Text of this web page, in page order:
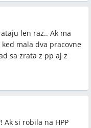
len raz.. Ak ma
mala dva pracovne
sa zrata z pp aj z
Ak si robila na HPP